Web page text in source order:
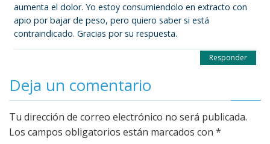
aumenta el dolor. Yo estoy consumiendolo en extracto con
apio por bajar de peso, pero quiero saber si está
contraindicado. Gracias por su respuesta.
Responder
Deja un comentario
Tu dirección de correo electrónico no será publicada.
Los campos obligatorios están marcados con *